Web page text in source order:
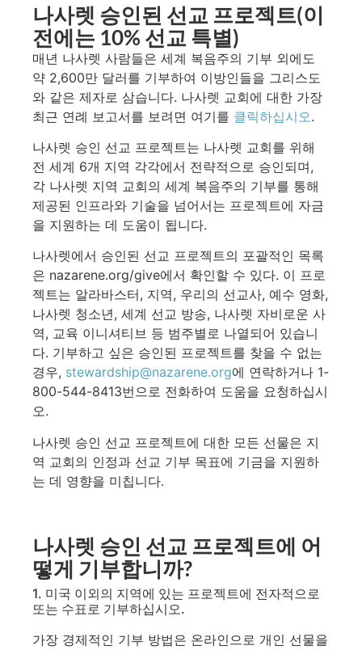
나사렛 승인된 선교 프로젝트(이
전에는 10% 선교 특별)
매년 나사렛 사람들은 세계 복음주의 기부 외에도
약 2,600만 달러를 기부하여 이방인들을 그리스도
와 같은 제자로 삼습니다. 나사렛 교회에 대한 가장
최근 연례 보고서를 보려면 여기를 클릭하십시오.
나사렛 승인 선교 프로젝트는 나사렛 교회를 위해
전 세계 6개 지역 각각에서 전략적으로 승인되며,
각 나사렛 지역 교회의 세계 복음주의 기부를 통해
제공된 인프라와 기술을 넘어서는 프로젝트에 자금
을 지원하는 데 도움이 됩니다.
나사렛에서 승인된 선교 프로젝트의 포괄적인 목록
은 nazarene.org/give에서 확인할 수 있다. 이 프로
젝트는 알라바스터, 지역, 우리의 선교사, 예수 영화,
나사렛 청소년, 세계 선교 방송, 나사렛 자비로운 사
역, 교육 이니셔티브 등 범주별로 나열되어 있습니
다. 기부하고 싶은 승인된 프로젝트를 찾을 수 없는
경우, stewardship@nazarene.org에 연락하거나 1-
800-544-8413번으로 전화하여 도움을 요청하십시
오.
나사렛 승인 선교 프로젝트에 대한 모든 선물은 지
역 교회의 인정과 선교 기부 목표에 기금을 지원하
는 데 영향을 미칩니다.
나사렛 승인 선교 프로젝트에 어
떻게 기부합니까?
1. 미국 이외의 지역에 있는 프로젝트에 전자적으로
또는 수표로 기부하십시오.
가장 경제적인 기부 방법은 온라인으로 개인 선물을